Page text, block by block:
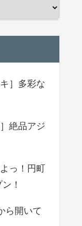
］多彩な
絶品アジ
っ！円町
！
ら開いて